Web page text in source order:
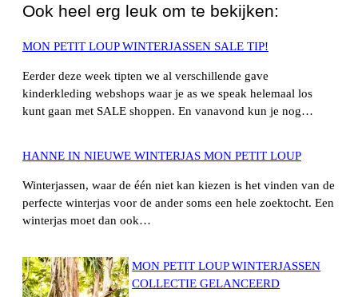
Ook heel erg leuk om te bekijken:
MON PETIT LOUP WINTERJASSEN SALE TIP!
Eerder deze week tipten we al verschillende gave
kinderkleding webshops waar je as we speak helemaal los
kunt gaan met SALE shoppen. En vanavond kun je nog…
HANNE IN NIEUWE WINTERJAS MON PETIT LOUP
Winterjassen, waar de één niet kan kiezen is het vinden van de
perfecte winterjas voor de ander soms een hele zoektocht. Een
winterjas moet dan ook…
MON PETIT LOUP WINTERJASSEN
COLLECTIE GELANCEERD